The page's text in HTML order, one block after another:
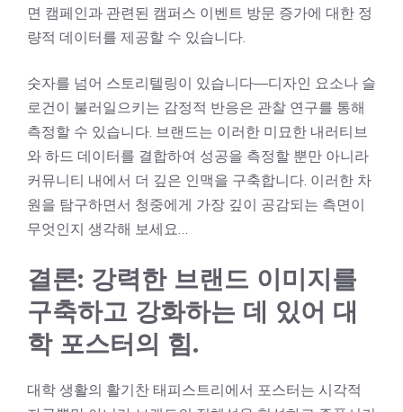
면 캠페인과 관련된 캠퍼스 이벤트 방문 증가에 대한 정
량적 데이터를 제공할 수 있습니다.
숫자를 넘어 스토리텔링이 있습니다—디자인 요소나 슬
로건이 불러일으키는 감정적 반응은 관찰 연구를 통해
측정할 수 있습니다. 브랜드는 이러한 미묘한 내러티브
와 하드 데이터를 결합하여 성공을 측정할 뿐만 아니라
커뮤니티 내에서 더 깊은 인맥을 구축합니다. 이러한 차
원을 탐구하면서 청중에게 가장 깊이 공감되는 측면이
무엇인지 생각해 보세요…
결론: 강력한 브랜드 이미지를
구축하고 강화하는 데 있어 대
학 포스터의 힘.
대학 생활의 활기찬 태피스트리에서 포스터는 시각적